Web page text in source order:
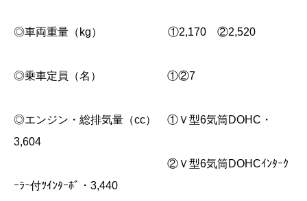
◎車両重量（kg） ①2,170 ②2,520
◎乗車定員（名） ①②7
◎エンジン・総排気量（cc） ①Ｖ型6気筒DOHC・
3,604
②Ｖ型6気筒DOHCｲﾝﾀｰｸ
ｰﾗｰ付ﾂｲﾝﾀｰﾎﾞ・3,440